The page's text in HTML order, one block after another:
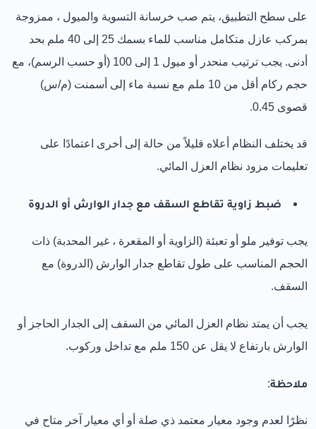
على سطح التطبيق، يتم صب خرسانة التسوية والميول ، ممزوجة
بمركب عازل متكامل مناسب للماء بسمك 25 إلى 40 ملم بحد
أدنى. يجب ترتيب منحدر أو ميول 1 إلى 100 (أو حسب الرسم)، مع
حجم ركام أقل من 10 ملم مع نسبة ماء إلى أسمنت (م/س)
قصوى 0.45.
قد يختلف النظام أعلاه قليلاً من حالة إلى أخرى اعتمادًا على
تعليمات مزود نظام العزل المائي.
ضبط زاوية تقاطع السقف مع جدار الوارش أو الدروة
يجب توفير ملو أو تعبئة (الزاوية أو المقعرة ، غير المحدبة) ذات
الحجم المناسب على طول تقاطع جدار الوارش (الدروة) مع
السقف.
يجب أن يمتد نظام العزل المائي من السقف إلى الجدار الحاجز أو
الوارش بارتفاع لا يقل عن 150 ملم مع تداخل وركوب.
ملاحظة:
نظرًا لعدم وجود معيار معتمد ذي صلة أو أي معيار آخر متاح في